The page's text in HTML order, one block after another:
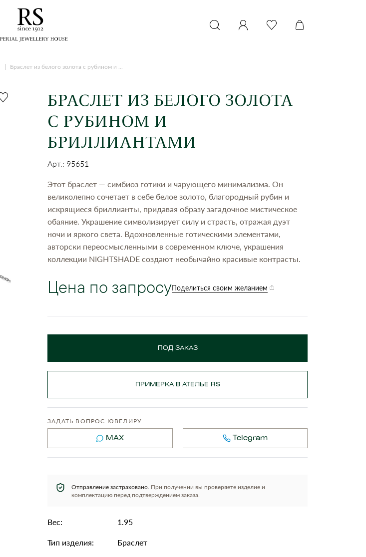
Браслет из белого золота с рубином и ...
БРАСЛЕТ ИЗ БЕЛОГО ЗОЛОТА
С РУБИНОМ И
БРИЛЛИАНТАМИ
Арт.: 95651
Этот браслет — симбиоз готики и чарующего минимализма. Он
великолепно сочетает в себе белое золото, благородный рубин и
искрящиеся бриллианты, придавая образу загадочное мистическое
обаяние. Украшение символизирует силу и страсть, отражая дуэт
ночи и яркого света. Вдохновленные готическими элементами,
авторски переосмысленными в современном ключе, украшения
коллекции NIGHTSHADE создают необычайно красивые контрасты.
Цена по запросуПоделиться своим желанием
ПОД ЗАКАЗ
ПРИМЕРКА В АТЕЛЬЕ RS
ЗАДАТЬ ВОПРОС ЮВЕЛИРУ
MAX Telegram
Отправление застраховано. При получении вы проверяете изделие и
комплектацию перед подтверждением заказа.
Вес:
1.95
Тип изделия:
Браслет